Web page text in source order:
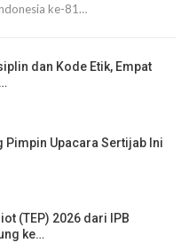
ke-81…
dan Kode Etik, Empat
Pimpin Upacara Sertijab Ini
(TEP) 2026 dari IPB
ke…